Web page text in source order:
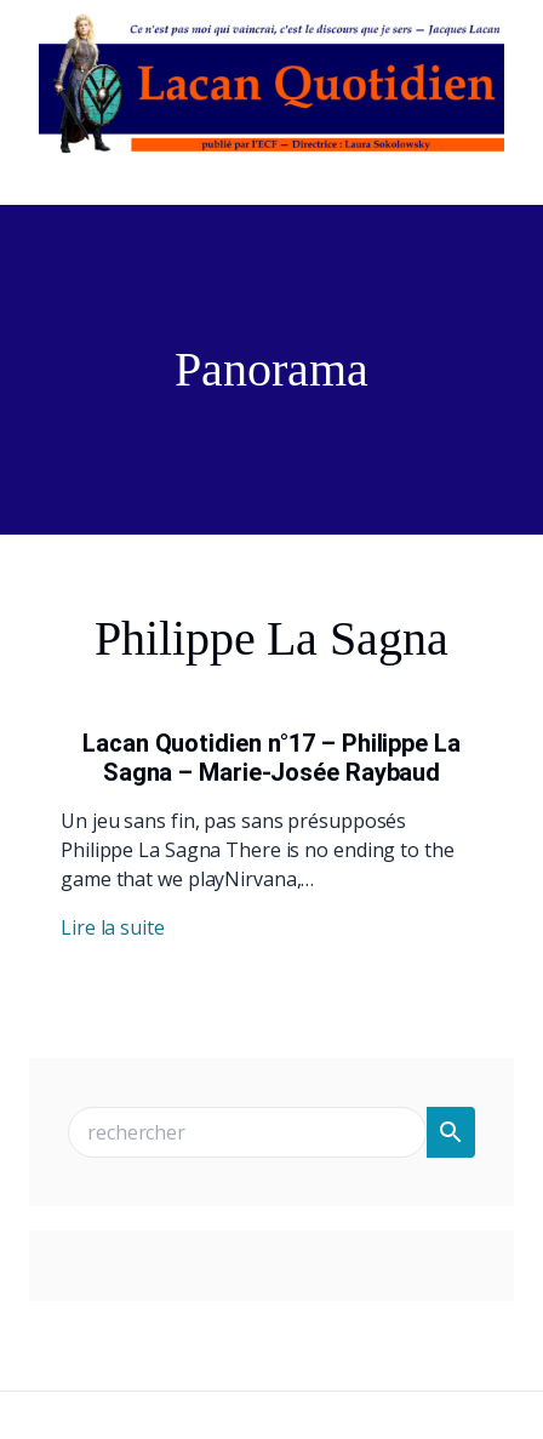
Panorama
Philippe La Sagna
Lacan Quotidien n°17 – Philippe La
Sagna – Marie-Josée Raybaud
Un jeu sans fin, pas sans présupposés
Philippe La Sagna There is no ending to the
game that we playNirvana,…
Lire la suite